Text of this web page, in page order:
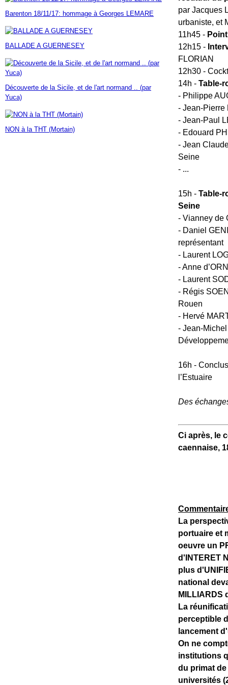
Janvier(7)
Février(9)
Janvier(18)
Mars(60)
Février(24)
Janvier(23)
Avril(14)
Mars (17)
Février(46)
Janvier (35)
Barenton 18/11/17: hommage à Georges LEMARE
BALLADE A GUERNESEY
Découverte de la Sicile, et de l'art normand .. (par
Yuca)
NON à la THT (Mortain)
par Jacques
urbaniste, et
11h45 -
12h15 -
FLORIAN
12h30 -
14h - Table-
- Philippe
- Jean-Pierre
- Jean-Paul
- Edouard
- Jean
Seine
- ...
15h - Table-
Seine
- Vianney de
- Daniel
représentant
- Laurent
- Anne
- Laurent
- Régis
Rouen
- Hervé
- Jean-
16h -
l’Estuaire
Des
Ci après, le
caennaise,
La
portuaire et
oeuvre un
d'INTERET
plus
national
MILLIARDS
La
perceptible
lancement
On ne
institutions
du primat
universités